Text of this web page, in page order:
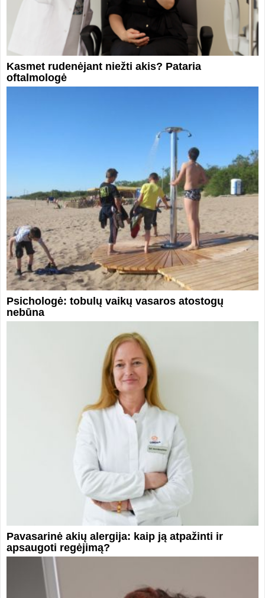
Kasmet rudenėjant niežti akis? Pataria
oftalmologė
Psichologė: tobulų vaikų vasaros atostogų
nebūna
Pavasarinė akių alergija: kaip ją atpažinti ir
apsaugoti regėjimą?